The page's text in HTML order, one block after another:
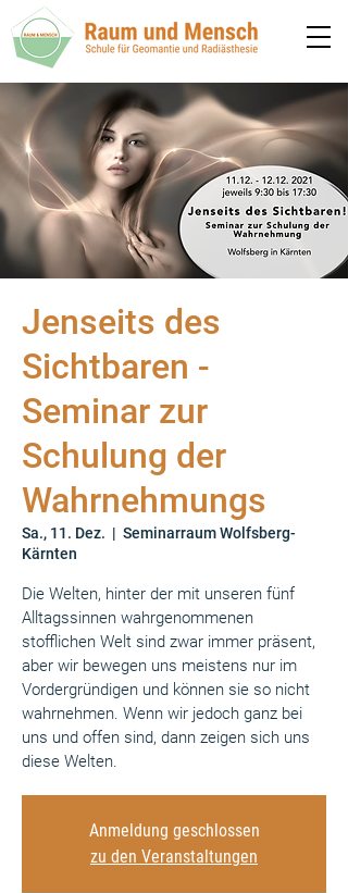
Jenseits des
Sichtbaren -
Seminar zur
Schulung der
Wahrnehmungs
Sa., 11. Dez.
  |
Seminarraum Wolfsberg-
Kärnten
Die Welten, hinter der mit unseren fünf
Alltagssinnen wahrgenommenen
stofflichen Welt sind zwar immer präsent,
aber wir bewegen uns meistens nur im
Vordergründigen und können sie so nicht
wahrnehmen. Wenn wir jedoch ganz bei
uns und offen sind, dann zeigen sich uns
diese Welten.
Anmeldung geschlossen
zu den Veranstaltungen